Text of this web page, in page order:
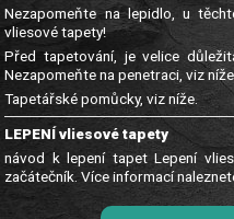
Nezapomeňte na lepidlo, u
vliesové tapety!
Před tapetování, je velice
Nezapomeňte na penetraci, viz
Tapetářské pomůcky, viz níže.
LEPENÍ vliesové tapety
návod k lepení tapet Lepení
začátečník. Více informací